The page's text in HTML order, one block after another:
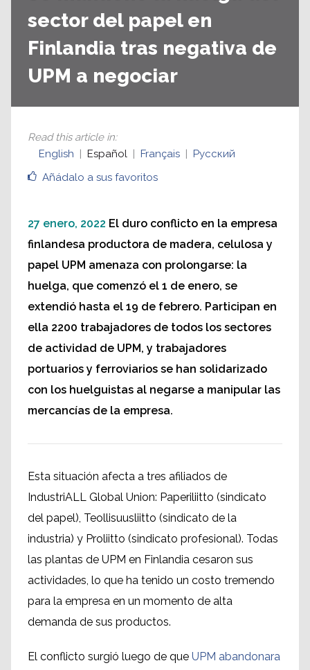
sector del papel en
Finlandia tras negativa de
UPM a negociar
Añádalo a sus favoritos
Read this article in:
English
Español Français Русский
27 enero, 2022 El duro conflicto en la empresa
finlandesa productora de madera, celulosa y
papel UPM amenaza con prolongarse: la
huelga, que comenzó el 1 de enero, se
extendió hasta el 19 de febrero. Participan en
ella 2200 trabajadores de todos los sectores
de actividad de UPM, y trabajadores
portuarios y ferroviarios se han solidarizado
con los huelguistas al negarse a manipular las
mercancías de la empresa.
Esta situación afecta a tres afiliados de
IndustriALL Global Union: Paperiliitto (sindicato
del papel), Teollisuusliitto (sindicato de la
industria) y Proliitto (sindicato profesional). Todas
las plantas de UPM en Finlandia cesaron sus
actividades, lo que ha tenido un costo tremendo
para la empresa en un momento de alta
demanda de sus productos.
El conflicto surgió luego de que UPM abandonara